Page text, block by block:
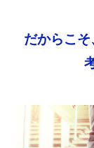
だからこ